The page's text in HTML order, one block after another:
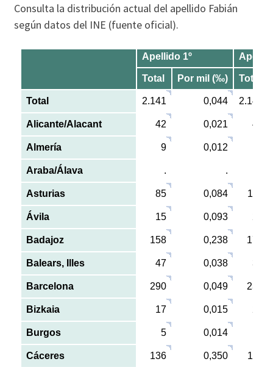
Consulta la distribución actual del apellido Fabián
según datos del INE (fuente oficial).